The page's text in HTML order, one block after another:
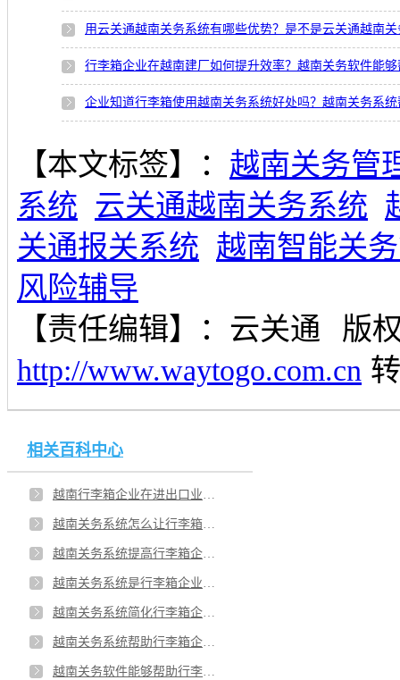
用云关通越南关务系统有哪些优势？是不是云关通越南
行李箱企业在越南建厂如何提升效率？越南关务软件能
企业知道行李箱使用越南关务系统好处吗？越南关务系
【本文标签】： 越南关务管
系统 云关通越南关务系统
关通报关系统 越南智能关
风险辅导
【责任编辑】： 云关通
版
http://www.waytogo.com.cn
相关百科中心
越南行李箱企业在进出口业务中是不是要处理关务风险？越南行李箱企业还有其他方式降低风险吗？
越南关务系统怎么让行李箱企业方便？越南智能的关务系统有助企业的效率？
越南关务系统提高行李箱企业的市场？用越南关务系统后行李箱企业有哪些改动？
越南关务系统是行李箱企业的重点？越南关务系统在哪些方面可以助力行李箱企业？
越南关务系统简化行李箱企业的报关流程？越南关务系统帮助企业优化数据吗？
越南关务系统帮助行李箱企业可以降低风险吗？越南系统可以协助企业应对越南海关吗？
越南关务软件能够帮助行李箱企业管理外贸业务？行李箱企业在越南建厂要遵守哪些规矩？